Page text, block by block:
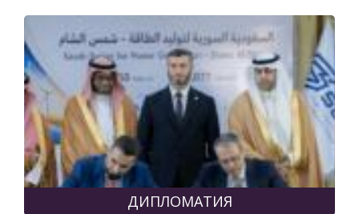
ДИПЛОМАТИЯ